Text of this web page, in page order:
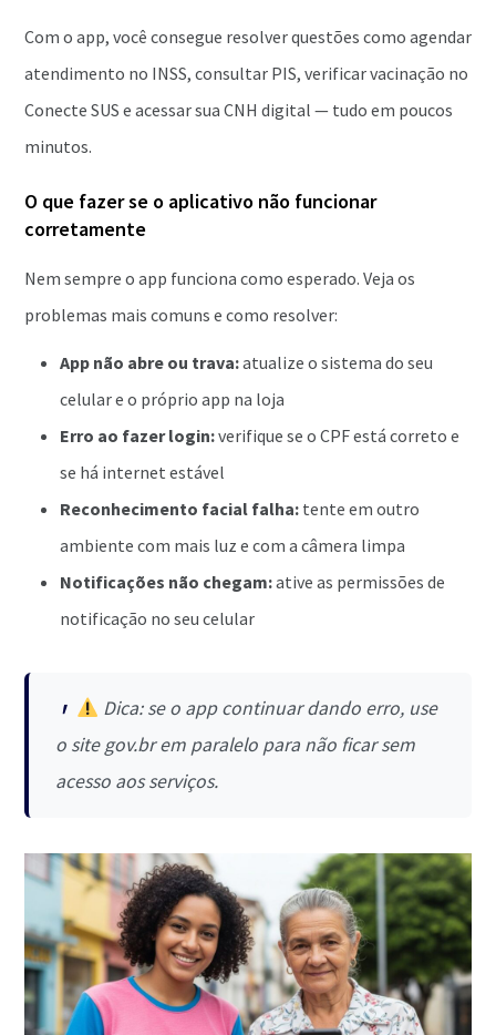
Com o app, você consegue resolver questões como agendar
atendimento no INSS, consultar PIS, verificar vacinação no
Conecte SUS e acessar sua CNH digital — tudo em poucos
minutos.
O que fazer se o aplicativo não funcionar
corretamente
Nem sempre o app funciona como esperado. Veja os
problemas mais comuns e como resolver:
App não abre ou trava:atualize o sistema do seu
celular e o próprio app na loja
Erro ao fazer login:verifique se o CPF está correto e
se há internet estável
Reconhecimento facial falha: tente em outro
ambiente com mais luz e com a câmera limpa
Notificações não chegam:ative as permissões de
notificação no seu celular
Dica: se o app continuar dando erro, use
o site gov.br em paralelo para não ficar sem
acesso aos serviços.